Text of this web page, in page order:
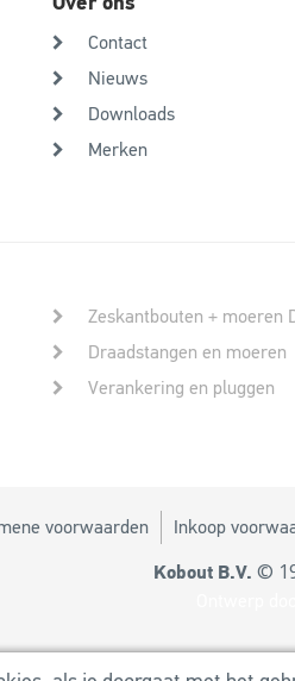
Contact
Nieuws
Downloads
Merken
Zeskantbouten + moeren
Draadstangen en moeren
Verankering en pluggen
voorwaarden Inkoop
Kobout B.V. ©